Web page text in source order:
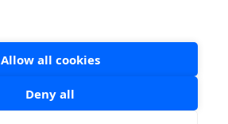
Allow all cookies
Deny all
Nederlands